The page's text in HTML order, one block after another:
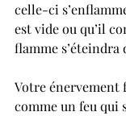
celle-ci
est vide ou qu’il
flamme s’éteindra
Votre énervement
comme un feu qui